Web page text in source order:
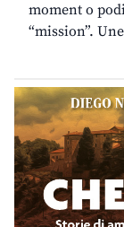
moment o
“mission”.